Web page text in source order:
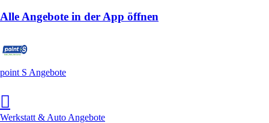
Alle Angebote in der App öffnen
point S Angebote
Werkstatt & Auto Angebote